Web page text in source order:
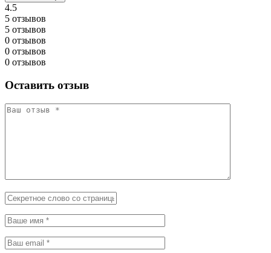
4.5
5 отзывов
5 отзывов
0 отзывов
0 отзывов
0 отзывов
Оставить отзыв